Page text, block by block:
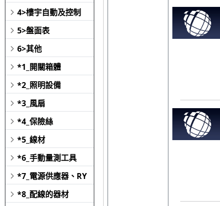
4>樓宇自動及控制
5>盤面表
6>其他
*1_開關箱體
*2_照明設備
*3_風扇
*4_保險絲
*5_線材
*6_手動量測工具
*7_電源供應器、RY
*8_配線的器材